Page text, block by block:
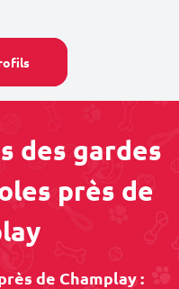
des gardes
près de
de Champlay :